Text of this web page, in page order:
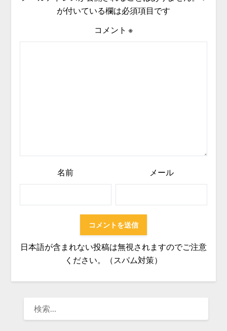
が付いている欄は必須項目です
コメント ※
名前 メール
日本語が含まれない投稿は無視されますのでご注意
ください。（スパム対策）